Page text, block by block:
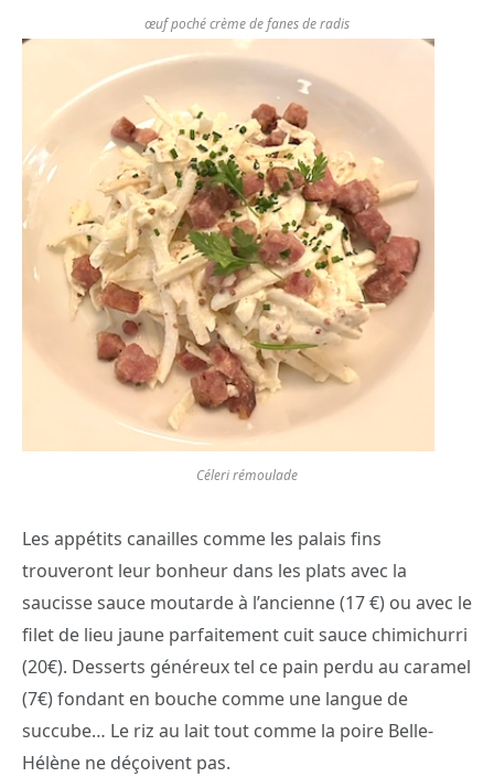
œuf poché crème de fanes de radis
Céleri rémoulade
Les appétits canailles comme les palais fins
trouveront leur bonheur dans les plats avec la
saucisse sauce moutarde à l’ancienne (17 €) ou avec le
filet de lieu jaune parfaitement cuit sauce chimichurri
(20€). Desserts généreux tel ce pain perdu au caramel
(7€) fondant en bouche comme une langue de
succube… Le riz au lait tout comme la poire Belle-
Hélène ne déçoivent pas.